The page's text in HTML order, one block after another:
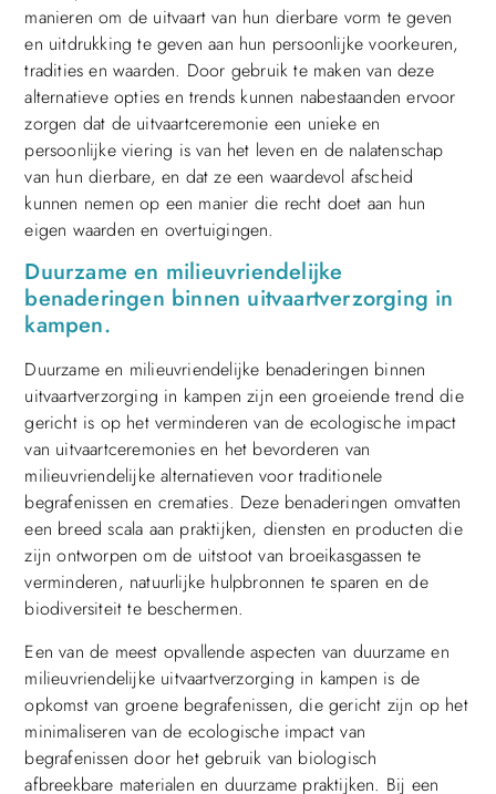
manieren om de uitvaart van hun dierbare vorm te geven
en uitdrukking te geven aan hun persoonlijke voorkeuren,
tradities en waarden. Door gebruik te maken van deze
alternatieve opties en trends kunnen nabestaanden ervoor
zorgen dat de uitvaartceremonie een unieke en
persoonlijke viering is van het leven en de nalatenschap
van hun dierbare, en dat ze een waardevol afscheid
kunnen nemen op een manier die recht doet aan hun
eigen waarden en overtuigingen.
Duurzame en milieuvriendelijke
benaderingen binnen uitvaartverzorging in
kampen.
Duurzame en milieuvriendelijke benaderingen binnen
uitvaartverzorging in kampen zijn een groeiende trend die
gericht is op het verminderen van de ecologische impact
van uitvaartceremonies en het bevorderen van
milieuvriendelijke alternatieven voor traditionele
begrafenissen en crematies. Deze benaderingen omvatten
een breed scala aan praktijken, diensten en producten die
zijn ontworpen om de uitstoot van broeikasgassen te
verminderen, natuurlijke hulpbronnen te sparen en de
biodiversiteit te beschermen.
Een van de meest opvallende aspecten van duurzame en
milieuvriendelijke uitvaartverzorging in kampen is de
opkomst van groene begrafenissen, die gericht zijn op het
minimaliseren van de ecologische impact van
begrafenissen door het gebruik van biologisch
afbreekbare materialen en duurzame praktijken. Bij een